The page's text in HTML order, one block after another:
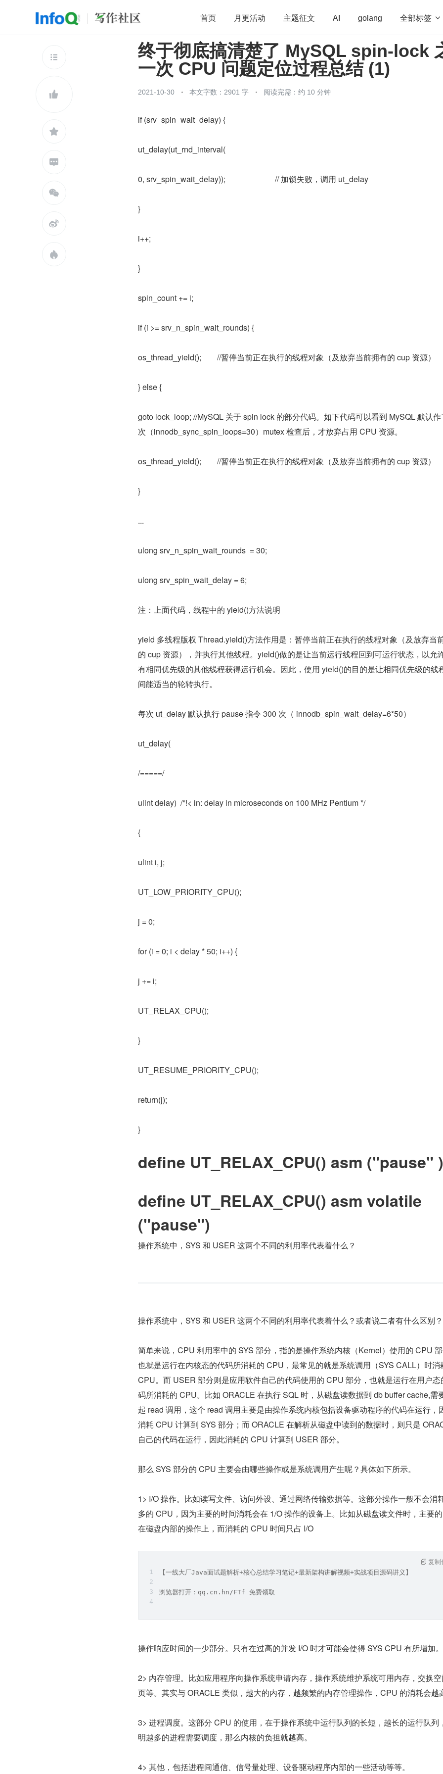
首页 月更活动 主题征文 AI golang 全部标签 
开源 架构 OpenHarmony 算法 学习方法 Web3.0 高
团队管理 程序员 运维 深度思考 低代码
查看更多







终于彻底搞清楚了 MySQL spin-lock
一次 CPU 问题定位过程总结 (1)
2021-10-30 本文字数：2901 字 阅读完需：约 10 分钟
if (srv_spin_wait_delay) {
ut_delay(ut_rnd_interval(
0, srv_spin_wait_delay));                         // 加锁失败，调用 ut_delay
}
i++;
}
spin_count += i;
if (i >= srv_n_spin_wait_rounds) {
os_thread_yield();        //暂停当前正在执行的线程对象（及放弃当前拥有的 cup 资源）
} else {
goto lock_loop; //MySQL 关于 spin lock 的部分代码。如下代码可以看到 MySQL 默认
次（innodb_sync_spin_loops=30）mutex 检查后，才放弃占用 CPU 资源。
os_thread_yield();        //暂停当前正在执行的线程对象（及放弃当前拥有的 cup 资源）
}
...
ulong srv_n_spin_wait_rounds  = 30;
ulong srv_spin_wait_delay = 6;
注：上面代码，线程中的 yield()方法说明
yield 多线程版权 Thread.yield()方法作用是：暂停当前正在执行的线程对象（及放弃当
的 cup 资源），并执行其他线程。yield()做的是让当前运行线程回到可运行状态，以允
有相同优先级的其他线程获得运行机会。因此，使用 yield()的目的是让相同优先级的线
间能适当的轮转执行。
每次 ut_delay 默认执行 pause 指令 300 次（ innodb_spin_wait_delay=6*50）
ut_delay(
/=====/
ulint delay)  /*!< in: delay in microseconds on 100 MHz Pentium */
{
ulint i, j;
UT_LOW_PRIORITY_CPU();
j = 0;
for (i = 0; i < delay * 50; i++) {
j += i;
UT_RELAX_CPU();
}
UT_RESUME_PRIORITY_CPU();
return(j);
}
define UT_RELAX_CPU() asm ("pause" )
define UT_RELAX_CPU() asm volatile
("pause")
操作系统中，SYS 和 USER 这两个不同的利用率代表着什么？
操作系统中，SYS 和 USER 这两个不同的利用率代表着什么？或者说二者有什么区别？
简单来说，CPU 利用率中的 SYS 部分，指的是操作系统内核（Kernel）使用的 CPU
也就是运行在内核态的代码所消耗的 CPU，最常见的就是系统调用（SYS CALL）时消
CPU。而 USER 部分则是应用软件自己的代码使用的 CPU 部分，也就是运行在用户态
码所消耗的 CPU。比如 ORACLE 在执行 SQL 时，从磁盘读数据到 db buffer cache,需
起 read 调用，这个 read 调用主要是由操作系统内核包括设备驱动程序的代码在运行，
消耗 CPU 计算到 SYS 部分；而 ORACLE 在解析从磁盘中读到的数据时，则只是
自己的代码在运行，因此消耗的 CPU 计算到 USER 部分。
那么 SYS 部分的 CPU 主要会由哪些操作或是系统调用产生呢？具体如下所示。
1> I/O 操作。比如读写文件、访问外设、通过网络传输数据等。这部分操作一般不会消
多的 CPU，因为主要的时间消耗会在 1/O 操作的设备上。比如从磁盘读文件时，主要
在磁盘内部的操作上，而消耗的 CPU 时间只占 I/O
【一线大厂Java面试题解析+核心总结学习笔记+最新架构讲解视频+实战项目源码讲义】
浏览器打开：qq.cn.hn/FTf 免费领取
复制
操作响应时间的一少部分。只有在过高的并发 I/O 时才可能会使得 SYS CPU 有所增加。
2> 内存管理。比如应用程序向操作系统申请内存，操作系统维护系统可用内存，交换
页等。其实与 ORACLE 类似，越大的内存，越频繁的内存管理操作，CPU 的消耗会越
3> 进程调度。这部分 CPU 的使用，在于操作系统中运行队列的长短，越长的运行队列
明越多的进程需要调度，那么内核的负担就越高。
4> 其他，包括进程间通信、信号量处理、设备驱动程序内部的一些活动等等。